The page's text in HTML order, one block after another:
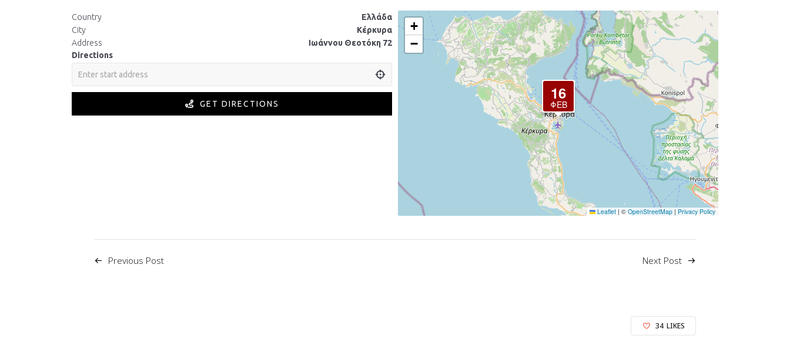
Country
Ελλάδα
City
Κέρκυρα
Address
Ιωάννου Θεοτόκη 72
Directions
GET DIRECTIONS
16
ΦΕΒ
+
−
Leaflet | © OpenStreetMap | Privacy Policy
Previous Post Next Post
34 LIKES